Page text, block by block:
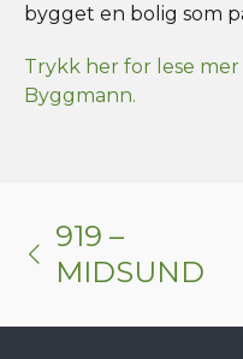
bygget en bolig som
Trykk her for lese
Byggmann.
919 –
MIDSUND